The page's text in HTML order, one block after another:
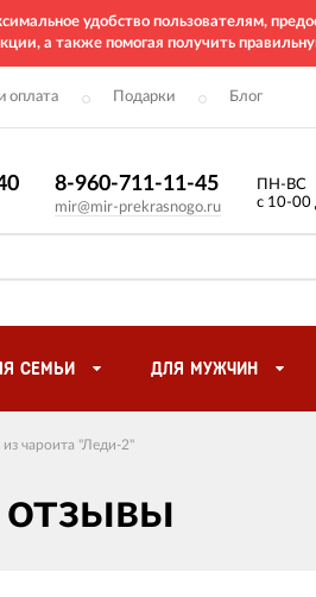
удобство пользователям,
а также помогая получить
оплата Подарки Блог
8-960-711-11-45
mir@mir-prekrasnogo.ru
ПН-ВС
с 10-00
СЕМЬИ ДЛЯ МУЖЧИН
из чароита "Леди-2"
отзывы